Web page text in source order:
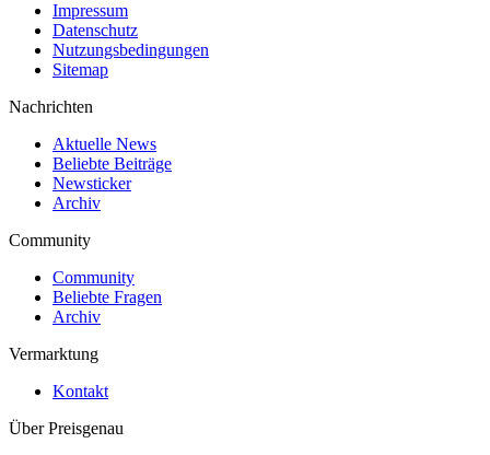
Impressum
Datenschutz
Nutzungsbedingungen
Sitemap
Nachrichten
Aktuelle News
Beliebte Beiträge
Newsticker
Archiv
Community
Community
Beliebte Fragen
Archiv
Vermarktung
Kontakt
Über Preisgenau